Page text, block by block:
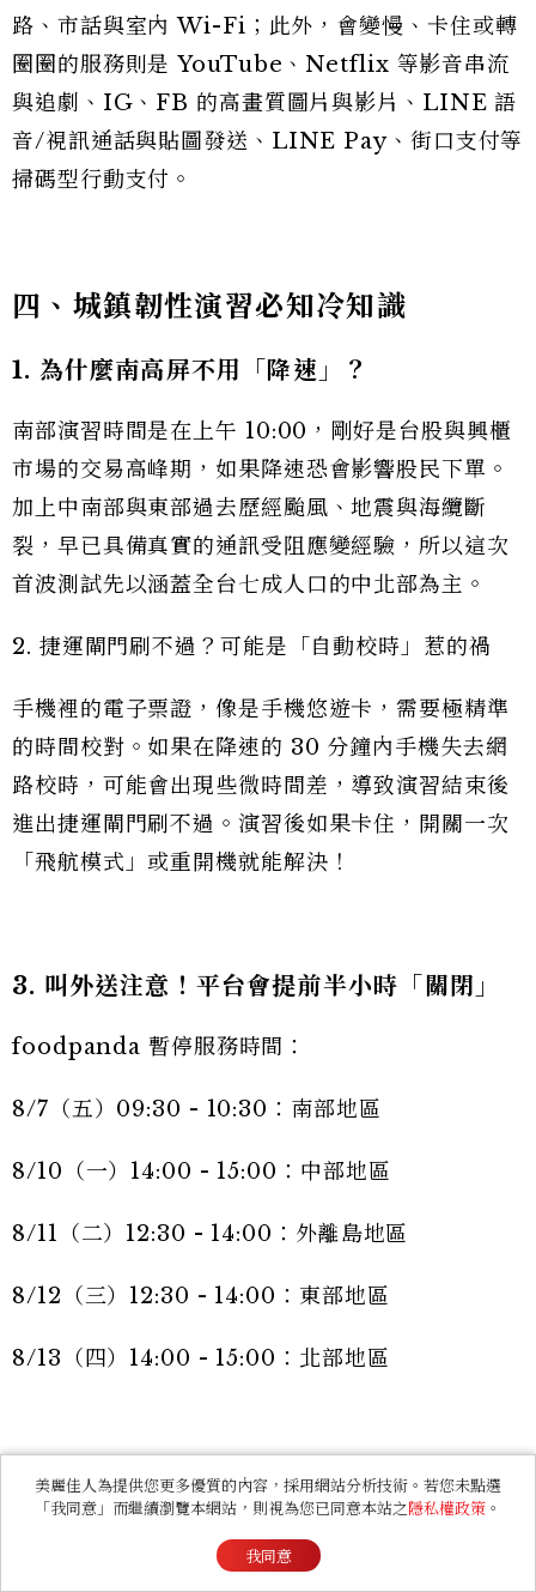
路、市話與室內 Wi-Fi；此外，會變慢、卡住或轉
圈圈的服務則是 YouTube、Netflix 等影音串流
與追劇、IG、FB 的高畫質圖片與影片、LINE 語
音/視訊通話與貼圖發送、LINE Pay、街口支付等
掃碼型行動支付。
四、城鎮韌性演習必知冷知識
1. 為什麼南高屏不用「降速」？
南部演習時間是在上午 10:00，剛好是台股與興櫃
市場的交易高峰期，如果降速恐會影響股民下單。
加上中南部與東部過去歷經颱風、地震與海纜斷
裂，早已具備真實的通訊受阻應變經驗，所以這次
首波測試先以涵蓋全台七成人口的中北部為主。
2. 捷運閘門刷不過？可能是「自動校時」惹的禍
手機裡的電子票證，像是手機悠遊卡，需要極精準
的時間校對。如果在降速的 30 分鐘內手機失去網
路校時，可能會出現些微時間差，導致演習結束後
進出捷運閘門刷不過。演習後如果卡住，開關一次
「飛航模式」或重開機就能解決！
3. 叫外送注意！平台會提前半小時「關閉」
foodpanda 暫停服務時間：
8/7（五）09:30 - 10:30：南部地區
8/10（一）14:00 - 15:00：中部地區
8/11（二）12:30 - 14:00：外離島地區
8/12（三）12:30 - 14:00：東部地區
8/13（四）14:00 - 15:00：北部地區
Uber Eats 暫停服務時間： 各區於演習前 30 分
鐘至演習結束（例如：北部 8 月 13 日演習，外送
平台在 14:00 就會暫停接單），想吃午餐或下午茶
美麗佳人為提供您更多優質的內容，採用網站分析技術。若您未點選
「我同意」而繼續瀏覽本網站，則視為您已同意本站之隱私權政策 。
我同意